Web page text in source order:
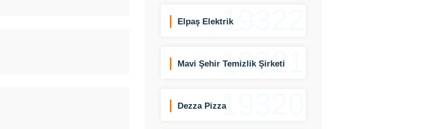
19322
Elpaş Elektrik
19321
Mavi Şehir Temizlik Şirketi
19320
Dezza Pizza